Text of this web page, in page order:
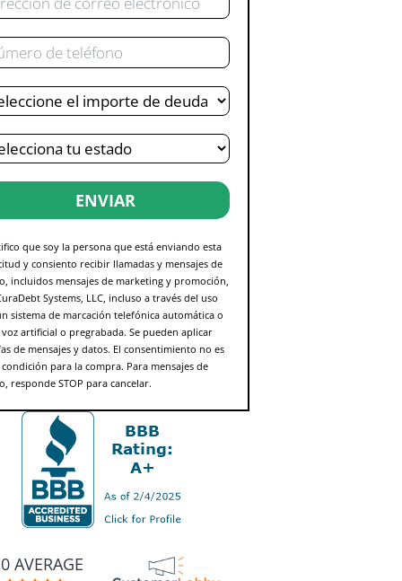
ENVIAR
que soy la persona que está enviando esta
y consiento recibir llamadas y mensajes de
incluidos mensajes de marketing y promoción,
Systems, LLC, incluso a través del uso
sistema de marcación telefónica automática o
artificial o pregrabada. Se pueden aplicar
de mensajes y datos. El consentimiento no es
para la compra. Para mensajes de
responde STOP para cancelar.
AVERAGE